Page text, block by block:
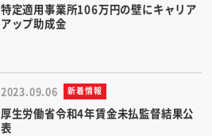
特定適用事業所106万円の壁にキャリア
アップ助成金
2023.09.06 新着情報
厚生労働省令和4年賃金未払監督結果公
表